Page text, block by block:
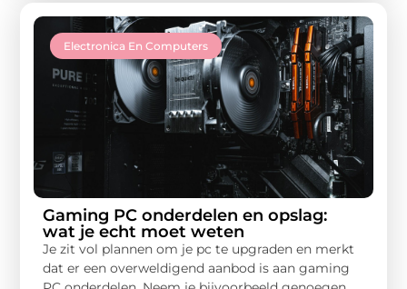
Electronica En Computers
Gaming PC onderdelen en opslag:
wat je echt moet weten
Je zit vol plannen om je pc te upgraden en merkt
dat er een overweldigend aanbod is aan gaming
PC onderdelen. Neem je bijvoorbeeld genoegen